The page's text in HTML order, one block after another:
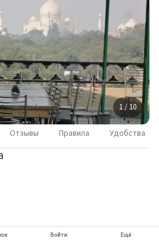
1 / 10
Отзывы Правила Удобства
Войти Ещё